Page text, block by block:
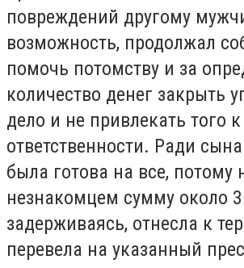
повреждений другому
возможность, продолжал
помочь потомству и за
количество денег закрыть
дело и не привлекать того к
ответственности. Ради
была готова на все, потому
незнакомцем сумму около
задерживаясь, отнесла к
перевела на указанный